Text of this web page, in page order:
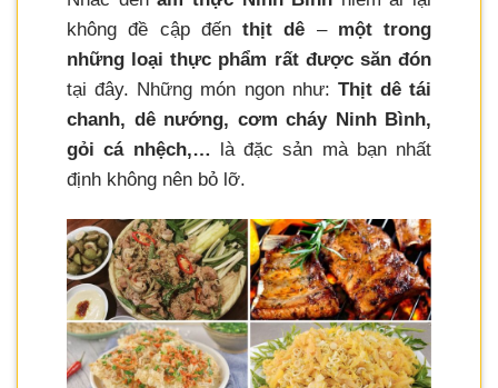
không đề cập đếnthịt dê –một trong
những loại thực phẩm rất được săn đón
tại đây. Những món ngon như: Thịt dê tái
chanh, dê nướng, cơm cháy Ninh Bình,
gỏi cá nhệch,… là đặc sản mà bạn nhất
định không nên bỏ lỡ.